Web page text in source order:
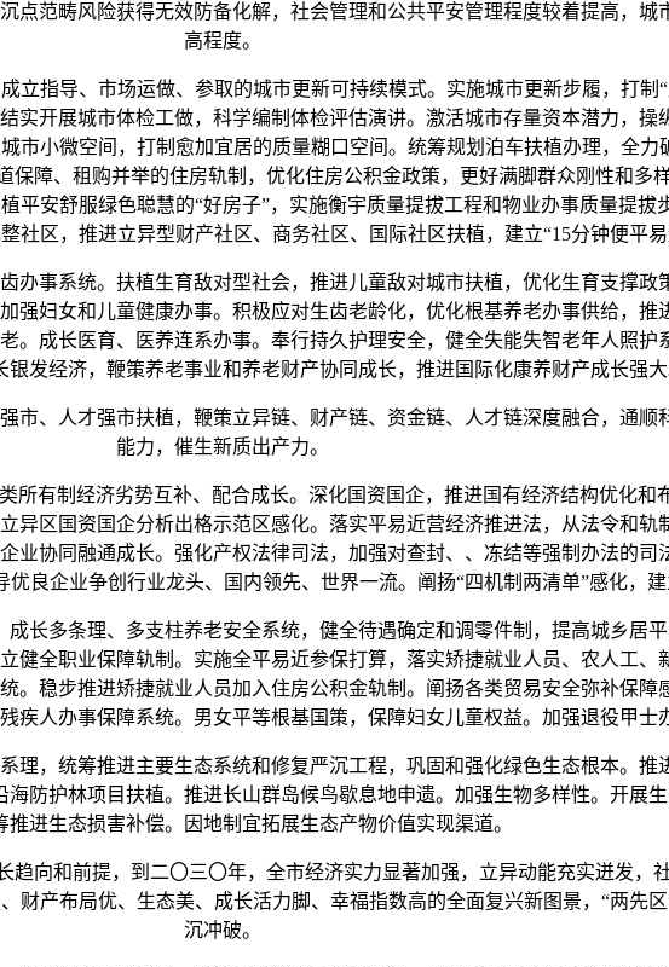
畴风险获得无效防备化解，社会管理和公共平安管理程度较着提高，城
高程度。
指导、市场运做、参取的城市更新可持续模式。实施城市更新步履，打制
实开展城市体检工做，科学编制体检评估演讲。激活城市存量资本潜力，
市小微空间，打制愈加宜居的质量糊口空间。统筹规划泊车扶植办理，全力
障、租购并举的住房轨制，优化住房公积金政策，更好满脚群众刚性和多
平安舒服绿色聪慧的“好房子”，实施衡宇质量提拔工程和物业办事质量提
社区，推进立异型财产社区、商务社区、国际社区扶植，建立“15分钟便平易
事系统。扶植生育敌对型社会，推进儿童敌对城市扶植，优化生育支撑政
强妇女和儿童健康办事。积极应对生齿老龄化，优化根基养老办事供给，
。成长医育、医养连系办事。奉行持久护理安全，健全失能失智老年人照
发经济，鞭策养老事业和养老财产协同成长，推进国际化康养财产成长强大
、人才强市扶植，鞭策立异链、财产链、资金链、人才链深度融合，通顺
能力，催生新质出产力。
有制经济劣势互补、配合成长。深化国资国企，推进国有经济结构优化和
异区国资国企分析出格示范区感化。落实平易近营经济推进法，从法令和
业协同融通成长。强化产权法律司法，加强对查封、、冻结等强制办法的
良企业争创行业龙头、国内领先、世界一流。阐扬“四机制两清单”感化，建
多条理、多支柱养老安全系统，健全待遇确定和调零件制，提高城乡居
健全职业保障轨制。实施全平易近参保打算，落实矫捷就业人员、农人工
。稳步推进矫捷就业人员加入住房公积金轨制。阐扬各类贸易安全弥补保
疾人办事保障系统。男女平等根基国策，保障妇女儿童权益。加强退役甲士
，统筹推进主要生态系统和修复严沉工程，巩固和强化绿色生态根本。推
防护林项目扶植。推进长山群岛候鸟歇息地申遗。加强生物多样性。开展
推进生态损害补偿。因地制宜拓展生态产物价值实现渠道。
向和前提，到二〇三〇年，全市经济实力显著加强，立异动能充实迸发，
财产布局优、生态美、成长活力脚、幸福指数高的全面复兴新图景，“两先
沉冲破。